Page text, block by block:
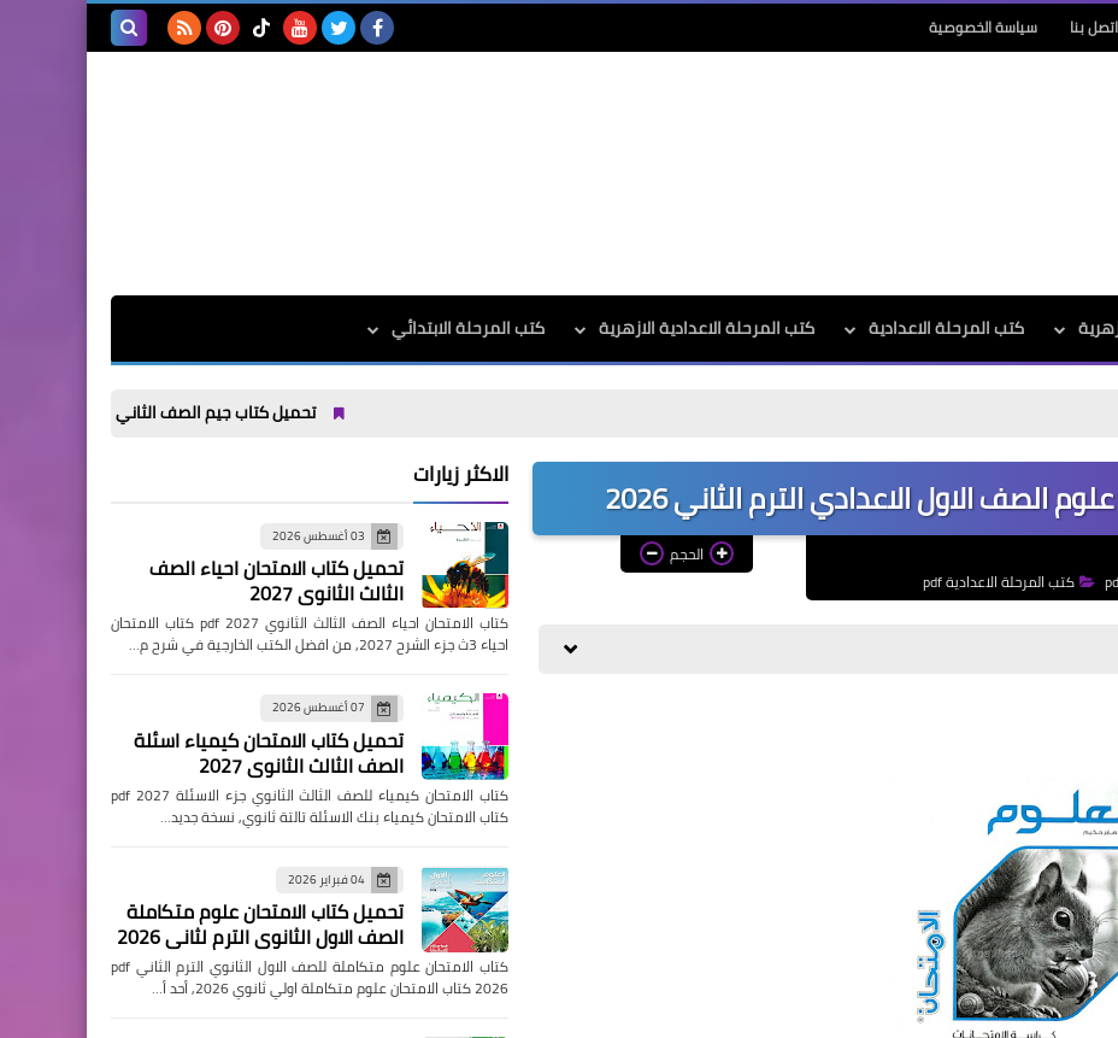
اتصل بنا سياسة الخصوصية
كتب المرحلة الاعدادية كتب المرحلة الاعدادية الازهرية كتب المرحلة الابتدائي
تحميل كتاب جيم الصف الثاني الاعدادي الترم الاول 2027
الصف الاول الاعدادي الترم الثاني 2026
كتب المرحلة الاعدادية pdf
الحجم
الاكثر زيارات
03 أغسطس 2026
تحميل كتاب الامتحان احياء الصف
الثالث الثانوي 2027
كتاب الامتحان احياء الصف الثالث الثانوي pdf 2027 كتاب الامتحان
احياء 3ث جزء الشرح 2027, من افضل الكتب الخارجية في شرح م…
07 أغسطس 2026
تحميل كتاب الامتحان كيمياء اسئلة
الصف الثالث الثانوي 2027
كتاب الامتحان كيمياء للصف الثالث الثانوي جزء الاسئلة pdf 2027
كتاب الامتحان كيمياء بنك الاسئلة تالتة ثانوي, نسخة جديد…
04 فبراير 2026
تحميل كتاب الامتحان علوم متكاملة
الصف الاول الثانوي الترم لثاني 2026
كتاب الامتحان علوم متكاملة للصف الاول الثانوي الترم الثاني pdf
2026 كتاب الامتحان علوم متكاملة اولي ثانوي 2026, أحد أ…